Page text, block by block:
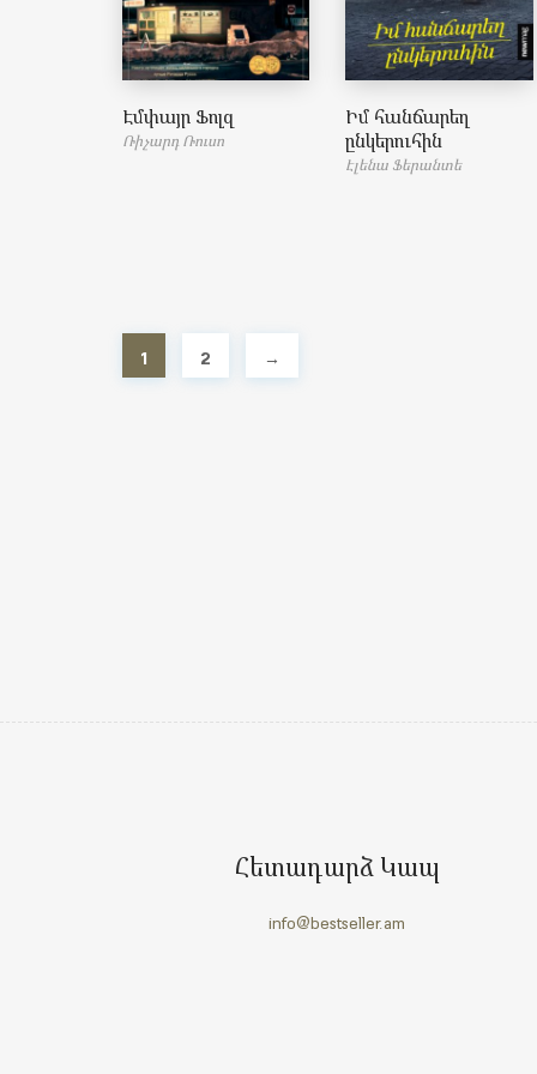
Էմփայր Ֆոլզ
Ռիչարդ Ռուսո
Իմ հանճարեղ
ընկերուհին
Էլենա Ֆերանտե
1 2 →
Հետադարձ Կապ
info@bestseller.am